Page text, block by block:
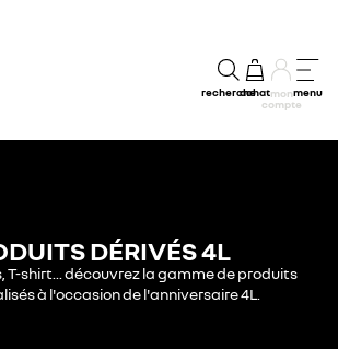
rechercheachatmon
compte
menu
DÉRIVÉS 4L
T-shirt... découvrez la gamme de produits
à l'occasion de l'anniversaire 4L.